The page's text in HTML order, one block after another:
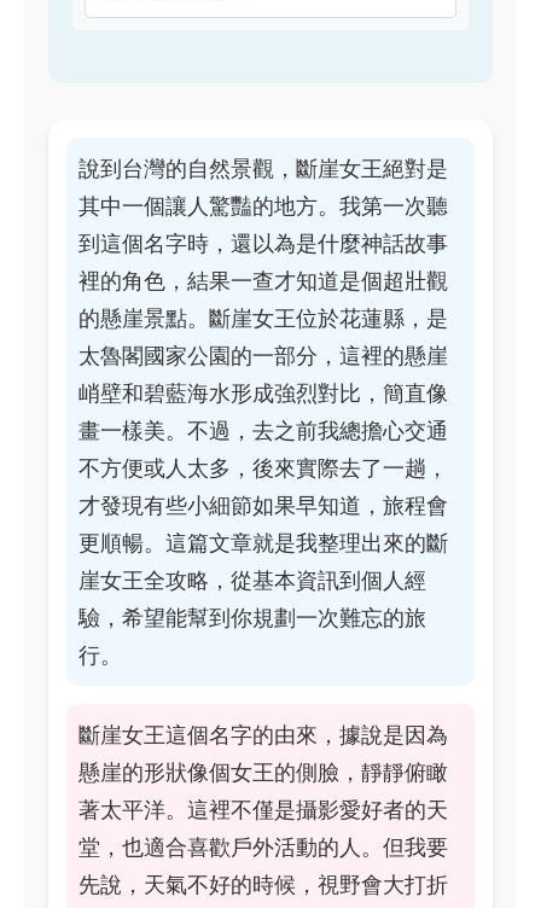
說到台灣的自然景觀，斷崖女王絕對是
其中一個讓人驚豔的地方。我第一次聽
到這個名字時，還以為是什麼神話故事
裡的角色，結果一查才知道是個超壯觀
的懸崖景點。斷崖女王位於花蓮縣，是
太魯閣國家公園的一部分，這裡的懸崖
峭壁和碧藍海水形成強烈對比，簡直像
畫一樣美。不過，去之前我總擔心交通
不方便或人太多，後來實際去了一趟，
才發現有些小細節如果早知道，旅程會
更順暢。這篇文章就是我整理出來的斷
崖女王全攻略，從基本資訊到個人經
驗，希望能幫到你規劃一次難忘的旅
行。
斷崖女王這個名字的由來，據說是因為
懸崖的形狀像個女王的側臉，靜靜俯瞰
著太平洋。這裡不僅是攝影愛好者的天
堂，也適合喜歡戶外活動的人。但我要
先說，天氣不好的時候，視野會大打折